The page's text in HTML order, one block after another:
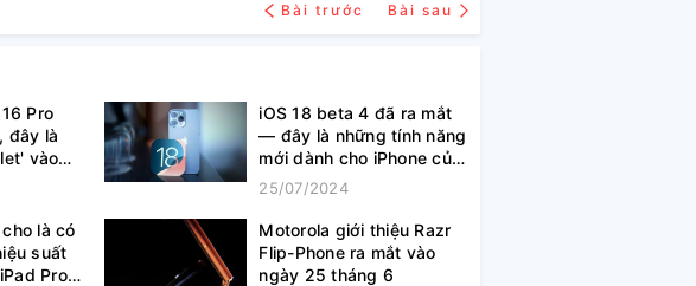
Bài trước Bài sau
Pro
đây là
vào
iOS 18 beta 4 đã ra mắt
— đây là những tính năng
mới dành cho iPhone của
bạn
25/07/2024
là có
suất
Pro
Motorola giới thiệu Razr
Flip-Phone ra mắt vào
ngày 25 tháng 6